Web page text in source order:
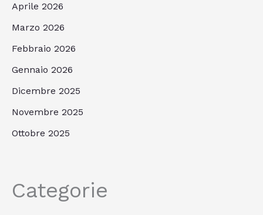
Aprile 2026
Marzo 2026
Febbraio 2026
Gennaio 2026
Dicembre 2025
Novembre 2025
Ottobre 2025
Categorie